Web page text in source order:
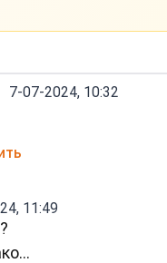
7-07-2024, 10:32
11:49